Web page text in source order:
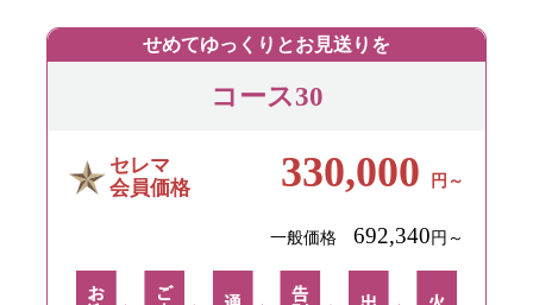
せめてゆっくりとお見送りを
コース30
セレマ
会員価格
330,000 円～
一般価格 692,340 円～